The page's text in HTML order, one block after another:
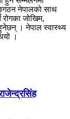
नेपालको साथ
जोखिम,
। नेपाल स्वास्थ्य
।